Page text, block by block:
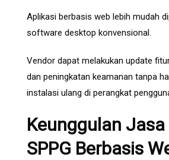
Aplikasi berbasis web lebih mudah
software desktop konvensional.
Vendor dapat melakukan update
dan peningkatan keamanan tanpa
instalasi ulang di perangkat
Keunggulan
SPPG Berbasis